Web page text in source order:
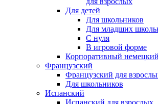
Для детей
Для школьников
Для младших
С нуля
В игровой форме
Корпоративный
Французский
Французский для
Для школьников
Испанский
Испанский для взрослых